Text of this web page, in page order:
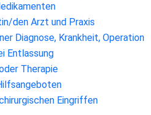
den Arzt und Praxis
Diagnose, Krankheit, Operation
Entlassung
Therapie
Eingriffen